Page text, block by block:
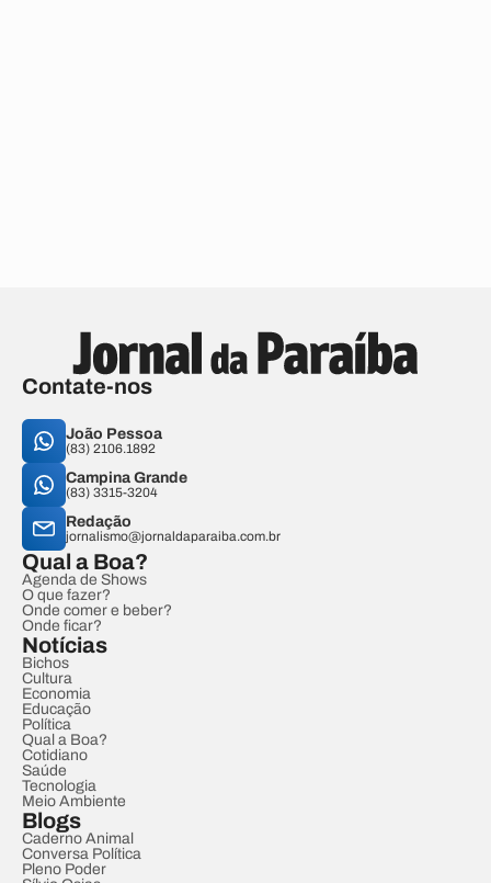
Contate-nos
João Pessoa
(83) 2106.1892
Campina Grande
(83) 3315-3204
Redação
jornalismo@jornaldaparaiba.com.br
Qual a Boa?
Agenda de Shows
O que fazer?
Onde comer e beber?
Onde ficar?
Notícias
Bichos
Cultura
Economia
Educação
Política
Qual a Boa?
Cotidiano
Saúde
Tecnologia
Meio Ambiente
Blogs
Caderno Animal
Conversa Política
Pleno Poder